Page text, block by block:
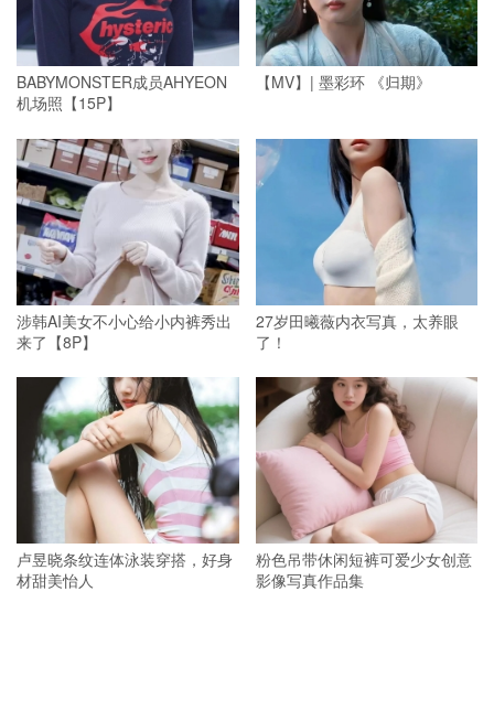
BABYMONSTER成员AHYEON
机场照【15P】
【MV】| 墨彩环 《归期》
涉韩AI美女不小心给小内裤秀出
来了【8P】
27岁田曦薇内衣写真，太养眼
了！
卢昱晓条纹连体泳装穿搭，好身
材甜美怡人
粉色吊带休闲短裤可爱少女创意
影像写真作品集